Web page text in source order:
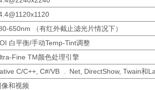
650nm （有红外截止滤光片情况下）
白平衡/手动Temp-Tint调整
Fine TM颜色处理引擎
C/C++, C#/VB . Net, DirectShow, Twain和
像和视频